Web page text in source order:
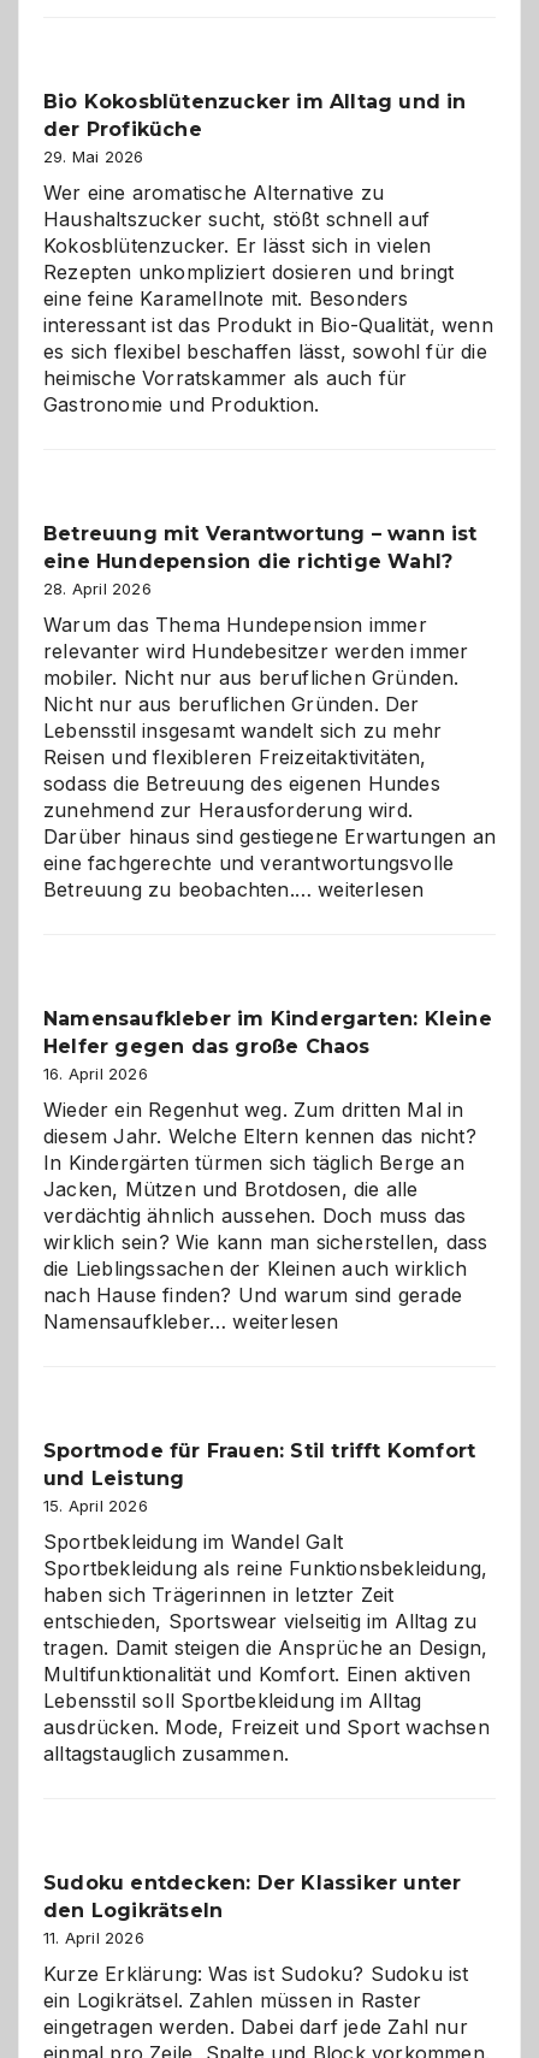
Gefahr
für
Hunde
im
eigenen
Zuhause
Bio Kokosblütenzucker im Alltag und in
der Profiküche
29. Mai 2026
Wer eine aromatische Alternative zu
Haushaltszucker sucht, stößt schnell auf
Kokosblütenzucker. Er lässt sich in vielen
Rezepten unkompliziert dosieren und bringt
eine feine Karamellnote mit. Besonders
interessant ist das Produkt in Bio-Qualität, wenn
es sich flexibel beschaffen lässt, sowohl für die
heimische Vorratskammer als auch für
Gastronomie und Produktion.
Betreuung mit Verantwortung – wann ist
eine Hundepension die richtige Wahl?
28. April 2026
Warum das Thema Hundepension immer
relevanter wird Hundebesitzer werden immer
mobiler. Nicht nur aus beruflichen Gründen.
Nicht nur aus beruflichen Gründen. Der
Lebensstil insgesamt wandelt sich zu mehr
Reisen und flexibleren Freizeitaktivitäten,
sodass die Betreuung des eigenen Hundes
zunehmend zur Herausforderung wird.
Darüber hinaus sind gestiegene Erwartungen an
eine fachgerechte und verantwortungsvolle
Betreuung zu beobachten.…Betreuung
ist
eine
die
richtige
Wahl?
weiterlesen
Namensaufkleber im Kindergarten: Kleine
Helfer gegen das große Chaos
16. April 2026
Wieder ein Regenhut weg. Zum dritten Mal in
diesem Jahr. Welche Eltern kennen das nicht?
In Kindergärten türmen sich täglich Berge an
Jacken, Mützen und Brotdosen, die alle
verdächtig ähnlich aussehen. Doch muss das
wirklich sein? Wie kann man sicherstellen, dass
die Lieblingssachen der Kleinen auch wirklich
nach Hause finden? Und warum sind gerade
Namensaufkleber…Namensaufkleber
gegen
Chaos
weiterlesen
Sportmode für Frauen: Stil trifft Komfort
und Leistung
15. April 2026
Sportbekleidung im Wandel Galt
Sportbekleidung als reine Funktionsbekleidung,
haben sich Trägerinnen in letzter Zeit
entschieden, Sportswear vielseitig im Alltag zu
tragen. Damit steigen die Ansprüche an Design,
Multifunktionalität und Komfort. Einen aktiven
Lebensstil soll Sportbekleidung im Alltag
ausdrücken. Mode, Freizeit und Sport wachsen
alltagstauglich zusammen.
Sudoku entdecken: Der Klassiker unter
den Logikrätseln
11. April 2026
Kurze Erklärung: Was ist Sudoku? Sudoku ist
ein Logikrätsel. Zahlen müssen in Raster
eingetragen werden. Dabei darf jede Zahl nur